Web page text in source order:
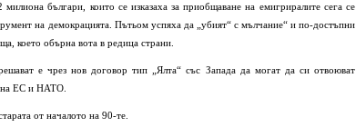
българи, които се изказаха за приобщаване на емигриралите сега се
на демокрацията. Пътьом успяха да „убият“ с мълчание“ и по-достъпни
което обърна вота в редица страни.
е чрез нов договор тип „Ялта“ със Запада да могат да си отвоюват
на ЕС и НАТО.
от началото на 90-те.